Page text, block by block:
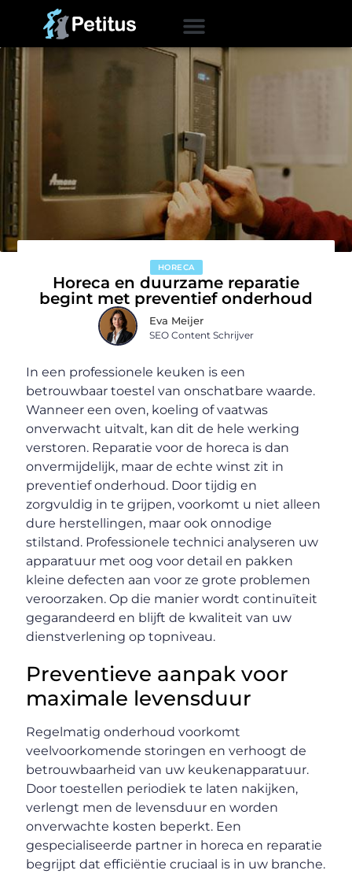
HORECA
Horeca en duurzame reparatie
begint met preventief onderhoud
Eva Meijer
SEO Content Schrijver
In een professionele keuken is een
betrouwbaar toestel van onschatbare waarde.
Wanneer een oven, koeling of vaatwas
onverwacht uitvalt, kan dit de hele werking
verstoren. Reparatie voor de horeca is dan
onvermijdelijk, maar de echte winst zit in
preventief onderhoud. Door tijdig en
zorgvuldig in te grijpen, voorkomt u niet alleen
dure herstellingen, maar ook onnodige
stilstand. Professionele technici analyseren uw
apparatuur met oog voor detail en pakken
kleine defecten aan voor ze grote problemen
veroorzaken. Op die manier wordt continuïteit
gegarandeerd en blijft de kwaliteit van uw
dienstverlening op topniveau.
Preventieve aanpak voor
maximale levensduur
Regelmatig onderhoud voorkomt
veelvoorkomende storingen en verhoogt de
betrouwbaarheid van uw keukenapparatuur.
Door toestellen periodiek te laten nakijken,
verlengt men de levensduur en worden
onverwachte kosten beperkt. Een
gespecialiseerde partner in horeca en reparatie
begrijpt dat efficiëntie cruciaal is in uw branche.